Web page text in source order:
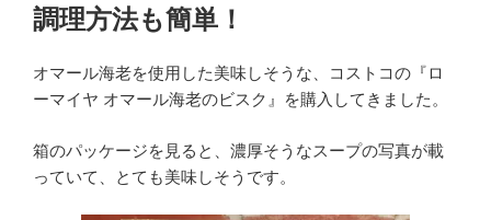
調理方法も簡単！
オマール海老を使用した美味しそうな、コストコの『ロ
ーマイヤ オマール海老のビスク』を購入してきました。
箱のパッケージを見ると、濃厚そうなスープの写真が載
っていて、とても美味しそうです。